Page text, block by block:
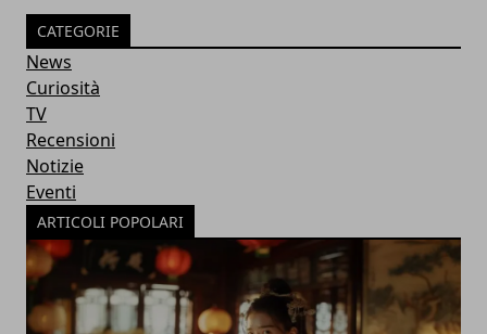
CATEGORIE
News
Curiosità
TV
Recensioni
Notizie
Eventi
ARTICOLI POPOLARI